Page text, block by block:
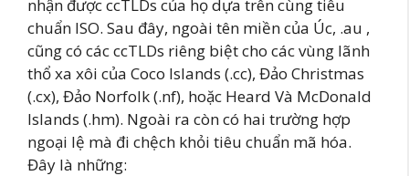
nhận được ccTLDs của họ dựa trên cùng tiêu
chuẩn ISO. Sau đây, ngoài tên miền của Úc, .au ,
cũng có các ccTLDs riêng biệt cho các vùng lãnh
thổ xa xôi của Coco Islands (.cc), Đảo Christmas
(.cx), Đảo Norfolk (.nf), hoặc Heard Và McDonald
Islands (.hm). Ngoài ra còn có hai trường hợp
ngoại lệ mà đi chệch khỏi tiêu chuẩn mã hóa.
Đây là những: